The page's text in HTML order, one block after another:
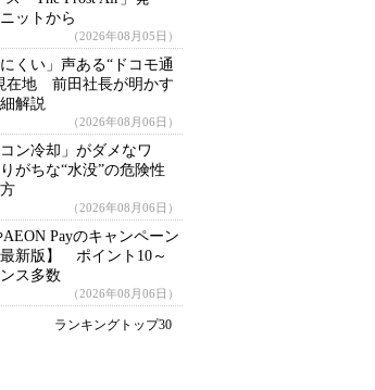
ットから
（2026年08月05日）
くい」声ある“ドコモ通
在地 前田社長が明かす
解説
（2026年08月06日）
ン冷却」がダメなワ
がちな“水没”の危険性
（2026年08月06日）
Payのキャンペーン
新版】 ポイント10～
ス多数
（2026年08月06日）
ランキングトップ30